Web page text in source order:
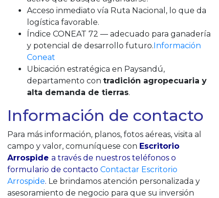
Acceso inmediato vía Ruta Nacional, lo que da
logística favorable.
Índice CONEAT 72 — adecuado para ganadería
y potencial de desarrollo futuro.Información
Coneat
Ubicación estratégica en Paysandú,
departamento con tradición agropecuaria y
alta demanda de tierras.
Información de contacto
Para más información, planos, fotos aéreas, visita al
campo y valor, comuníquese con Escritorio
Arrospide a través de nuestros teléfonos o
formulario de contacto Contactar Escritorio
Arrospide. Le brindamos atención personalizada y
asesoramiento de negocio para que su inversión